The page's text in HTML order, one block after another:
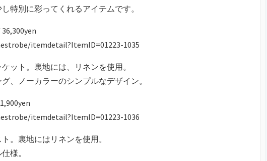
特別に彩ってくれるアイテムです。
itemdetail?ItemID=01223-1035
ット。裏地には、リネンを使用。
、ノーカラーのシンプルなデザイン。
itemdetail?ItemID=01223-1036
。裏地にはリネンを使用。
様。